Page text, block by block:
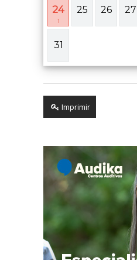
24
1
25 26 27
31
Imprimir